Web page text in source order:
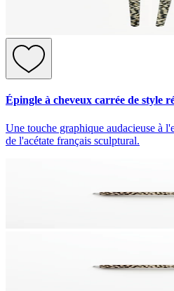
Épingle à cheveux carrée de style
Une touche graphique audacieuse à
de l'acétate français sculptural.